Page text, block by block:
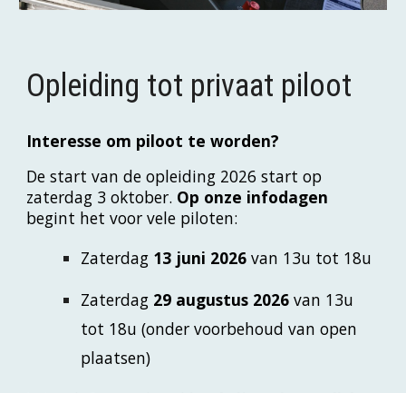
Opleiding tot privaat piloot
Interesse om piloot te worden?
De start van de opleiding 2026 start op
zaterdag 3 oktober. Op onze infodagen
begint het voor vele piloten:
Zaterdag 13 juni 2026 van 13u tot 18u
Zaterdag 29 augustus 2026 van 13u
tot 18u (onder voorbehoud van open
plaatsen)